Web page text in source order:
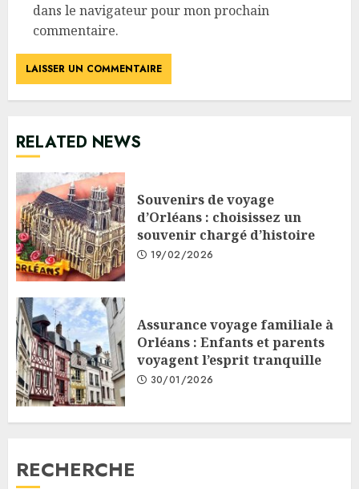
dans le navigateur pour mon prochain
commentaire.
RELATED NEWS
Souvenirs de voyage
d’Orléans : choisissez un
souvenir chargé d’histoire
19/02/2026
Assurance voyage familiale à
Orléans : Enfants et parents
voyagent l’esprit tranquille
30/01/2026
RECHERCHE